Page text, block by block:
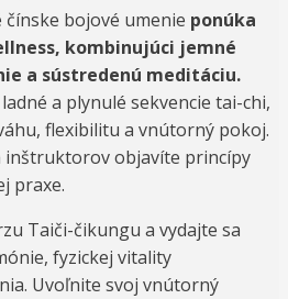
bojové umenie ponúka
kombinujúci jemné
a sústredenú meditáciu.
a plynulé sekvencie tai-chi,
flexibilitu a vnútorný pokoj.
inštruktorov objavíte princípy
praxe.
Taiči-čikungu a vydajte sa
fyzickej vitality
Uvoľnite svoj vnútorný